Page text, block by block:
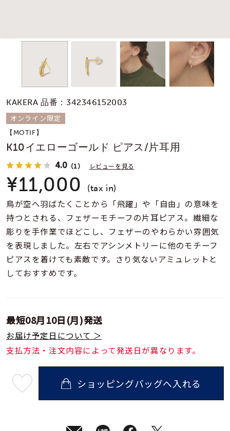
誕生石
モチーフ
石の色
ファッションテイス
ト
着用シーン
コレクション
レディース
リングサイズ
～
リングサイズ
価格 ¥0
在庫 在庫ありのみ すべて表示
KAKERA 品番：342346152003
オンライン限定
【MOTIF】
K10イエローゴールド ピアス/片耳用
4.0（1） レビューを見る
¥11,000 (tax in)
鳥が空へ羽ばたくことから「飛躍」や「自由」の意味を
持つとされる、フェザーモチーフの片耳ピアス。繊細な
彫りを手作業でほどこし、フェザーのやわらかい雰囲気
を表現しました。左右でアシンメトリーに他のモチーフ
ピアスを着けても素敵です。さり気ないアミュレットと
しておすすめです。
最短08月10日(月)発送
お届け予定日について ＞
支払方法・注文内容によって発送日が異なります。
08
ショッピングバッグへ入れる